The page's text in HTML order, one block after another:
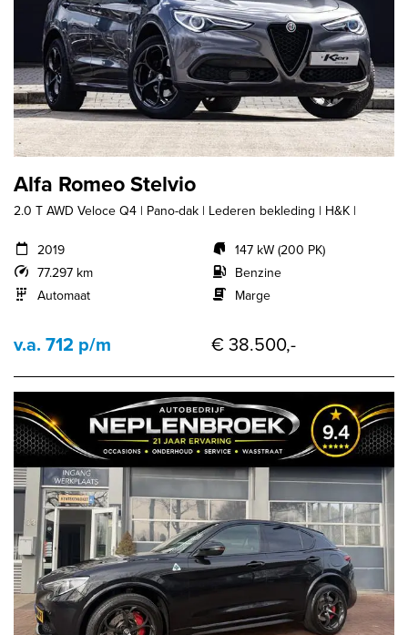
Alfa Romeo Stelvio
2.0 T AWD Veloce Q4 | Pano-dak | Lederen bekleding | H&K |
2019
77.297 km
Automaat
147 kW (200 PK)
Benzine
Marge
v.a. 712 p/m € 38.500,-